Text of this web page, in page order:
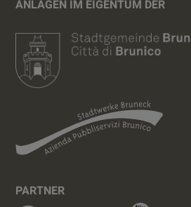
ANLAGEN IM EIGENTUM DER
PARTNER